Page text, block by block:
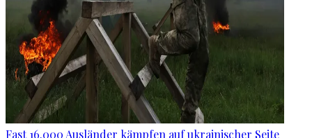
Fast 16.000 Ausländer kämpfen auf ukrainischer Seite